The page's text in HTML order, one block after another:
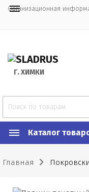
Организационная
Г. ХИМКИ
Каталог
Главная